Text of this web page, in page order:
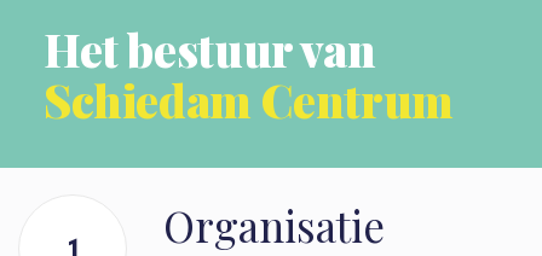
Het bestuur van
Schiedam Centrum
Organisatie